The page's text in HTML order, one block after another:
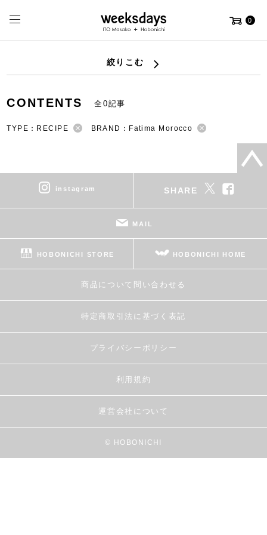
0
絞りこむ
CONTENTS 全0記事
TYPE：RECIPE BRAND：Fatima Morocco
instagram SHARE
MAIL
HOBONICHI STORE HOBONICHI HOME
商品について問い合わせる
特定商取引法に基づく表記
プライバシーポリシー
利用規約
運営会社について
© HOBONICHI